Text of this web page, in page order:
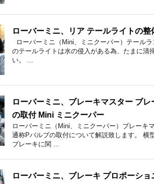
ローバーミニ、リア テールライトの
ローバーミニ（Mini、ミニクーパー）テール
のテールライトは水の侵入がある為、たまに清
い。 ...
ローバーミニ、ブレーキマスター ブ
の取付 Mini ミニクーパー
ローバーミニ（Mini、ミニクーパー）ブレーキ
通称Pバルブの取付について解説致します。 横
ブレーキに関 ...
ローバーミニ、ブレーキ プロポーシ